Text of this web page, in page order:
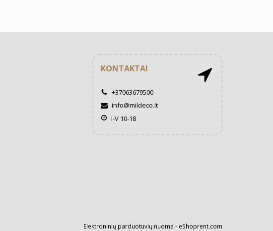
KONTAKTAI
+37063679500
info@mildeco.lt
I-V 10-18
Elektroninių parduotuvių nuoma - eShoprent.com